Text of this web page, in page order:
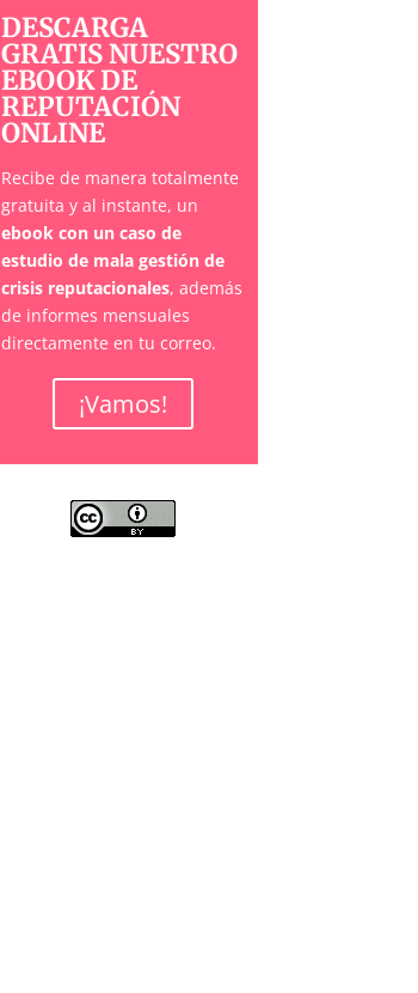
DESCARGA
GRATIS NUESTRO
EBOOK DE
REPUTACIÓN
ONLINE
Recibe de manera totalmente
gratuita y al instante, un
ebook con un caso de
estudio de mala gestión de
crisis reputacionales, además
de informes mensuales
directamente en tu correo.
¡Vamos!